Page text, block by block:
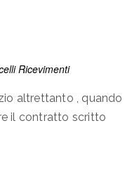
Ricevimenti
altrettanto , quando
il contratto scritto